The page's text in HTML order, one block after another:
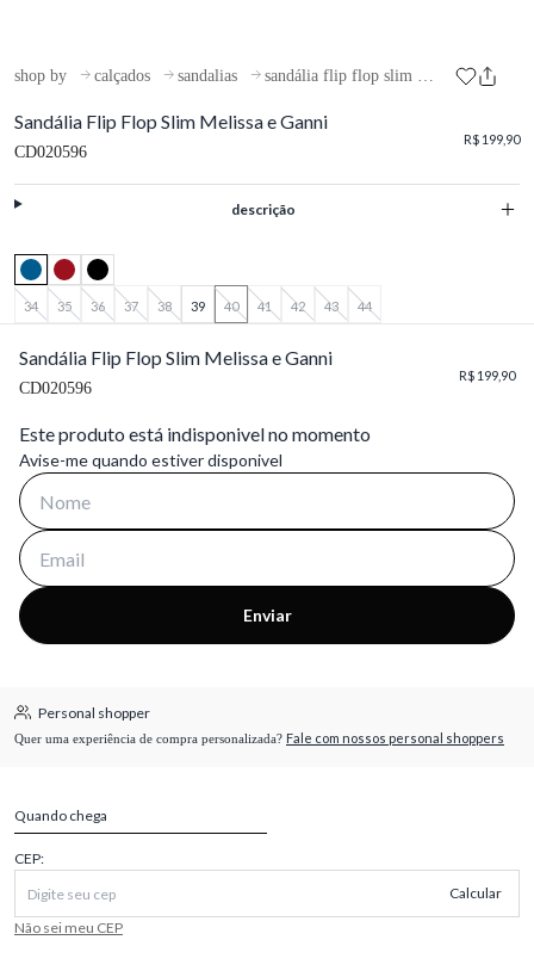
shop by calçados sandalias sandália flip flop slim melissa e ganni
Sandália Flip Flop Slim Melissa e Ganni
CD020596
R$ 199,90
descrição
34 35 36 37 38 39 40 41 42 43 44
Sandália Flip Flop Slim Melissa e Ganni
CD020596
R$ 199,90
Este produto está indisponivel no momento
Avise-me quando estiver disponivel
Enviar
Personal shopper
Quer uma experiência de compra personalizada? Fale com nossos personal shoppers
Quando chega
CEP:
Calcular
Não sei meu CEP